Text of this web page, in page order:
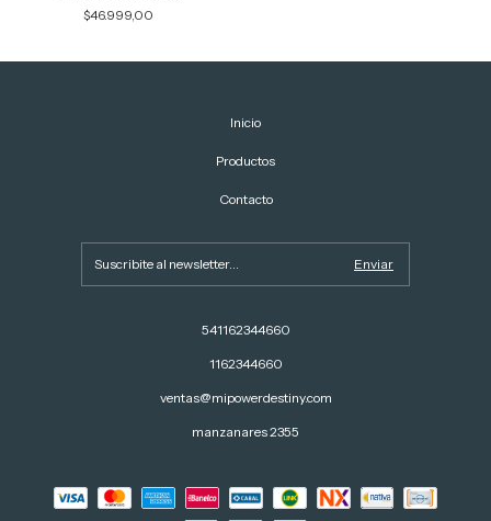
$46.999,00
Inicio
Productos
Contacto
541162344660
1162344660
ventas@mipowerdestiny.com
manzanares 2355